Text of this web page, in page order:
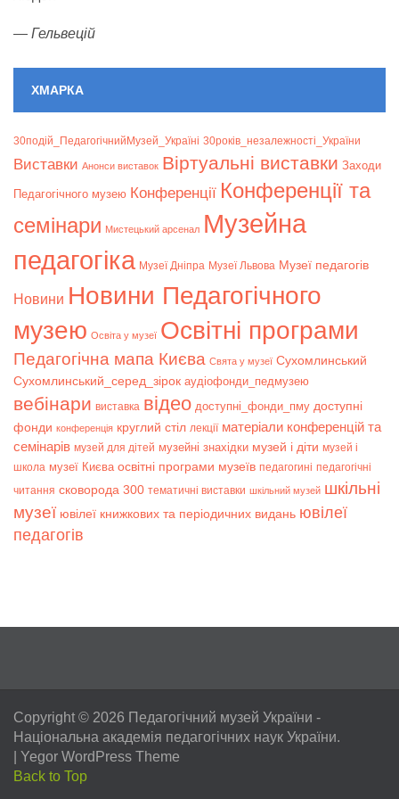
— Гельвецій
ХМАРКА
30подій_ПедагогічнийМузей_Україні 30років_незалежності_України
Bиставки Анонси виставок Віртуальні виставки Заходи
Педагогічного музею Конференції Конференції та
семінари Мистецький арсенал Музейна
педагогіка Музеї Дніпра Музеї Львова Музеї педагогів
Новини Новини Педагогічного
музею Освіта у музеї Освітні програми
Педагогічна мапа Києва Свята у музеї Сухомлинський
Сухомлинський_серед_зірок аудіофонди_педмузею
вебінари виставка відео доступні_фонди_пму доступні
фонди конференція круглий стіл лекції матеріали конференцій та
семінарів музей для дітей музейні знахідки музей і діти музей і
школа музеї Києва освітні програми музеїв педагогині педагогічні
читання сковорода 300 тематичні виставки шкільний музей шкільні
музеї ювілеї книжкових та періодичних видань ювілеї
педагогів
Copyright © 2026 Педагогічний музей України -
Національна академія педагогічних наук України.
Yegor WordPress Theme
Back to Top